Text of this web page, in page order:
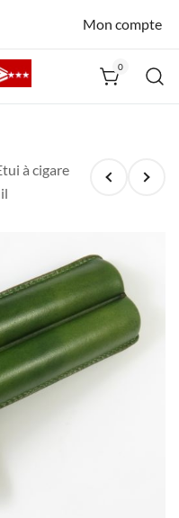
Mon compte
0
à cigare